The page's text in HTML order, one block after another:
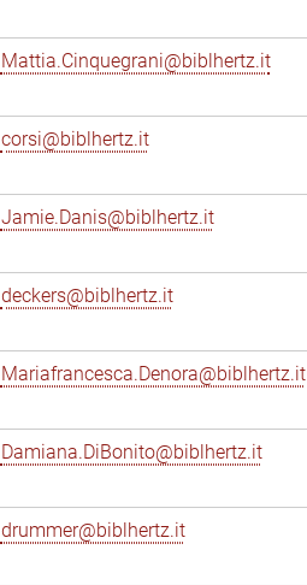
Mattia.Cinquegrani@biblhertz.it
corsi@biblhertz.it
Jamie.Danis@biblhertz.it
deckers@biblhertz.it
Mariafrancesca.Denora@biblhertz.it
Damiana.DiBonito@biblhertz.it
drummer@biblhertz.it